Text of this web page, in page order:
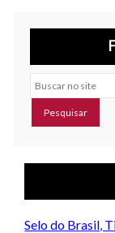
Buscar no site
Selo do Brasil,